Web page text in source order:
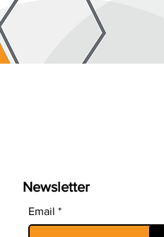
Newsletter
Email